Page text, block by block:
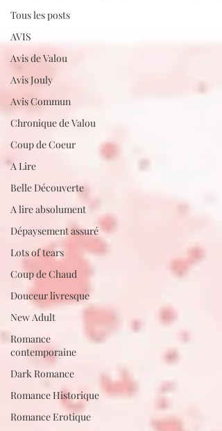
Tous les posts
AVIS
Avis de Valou
Avis Jouly
Avis Commun
Chronique de Valou
Coup de Coeur
A Lire
Belle Découverte
A lire absolument
Dépaysement assuré
Lots of tears
Coup de Chaud
Douceur livresque
New Adult
Romance
contemporaine
Dark Romance
Romance Historique
Romance Erotique